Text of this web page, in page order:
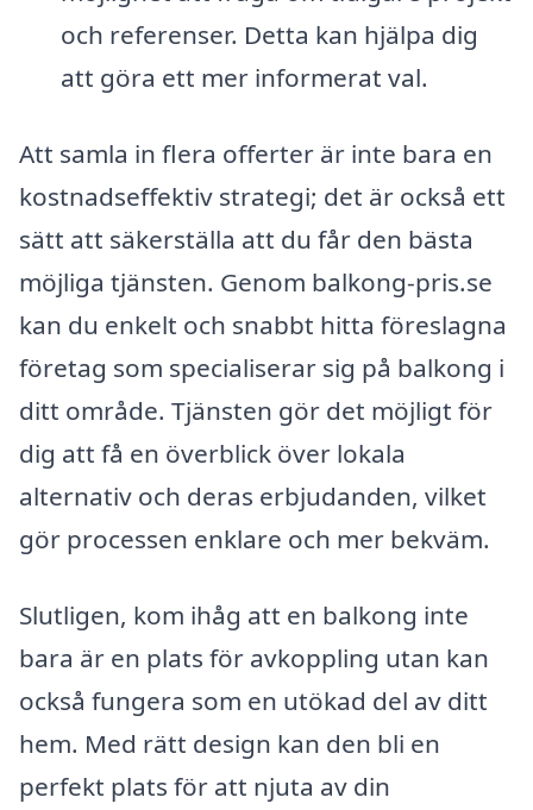
och referenser. Detta kan hjälpa dig
att göra ett mer informerat val.
Att samla in flera offerter är inte bara en
kostnadseffektiv strategi; det är också ett
sätt att säkerställa att du får den bästa
möjliga tjänsten. Genom balkong-pris.se
kan du enkelt och snabbt hitta föreslagna
företag som specialiserar sig på balkong i
ditt område. Tjänsten gör det möjligt för
dig att få en överblick över lokala
alternativ och deras erbjudanden, vilket
gör processen enklare och mer bekväm.
Slutligen, kom ihåg att en balkong inte
bara är en plats för avkoppling utan kan
också fungera som en utökad del av ditt
hem. Med rätt design kan den bli en
perfekt plats för att njuta av din